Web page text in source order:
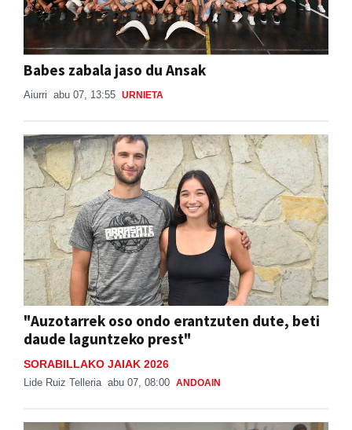
Babes zabala jaso du Ansak
Aiurri abu 07, 13:55 URNIETA
"Auzotarrek oso ondo erantzuten dute, beti
daude laguntzeko prest"
SORABILLAKO JAIAK 2026
Lide Ruiz Telleria abu 07, 08:00 ANDOAIN